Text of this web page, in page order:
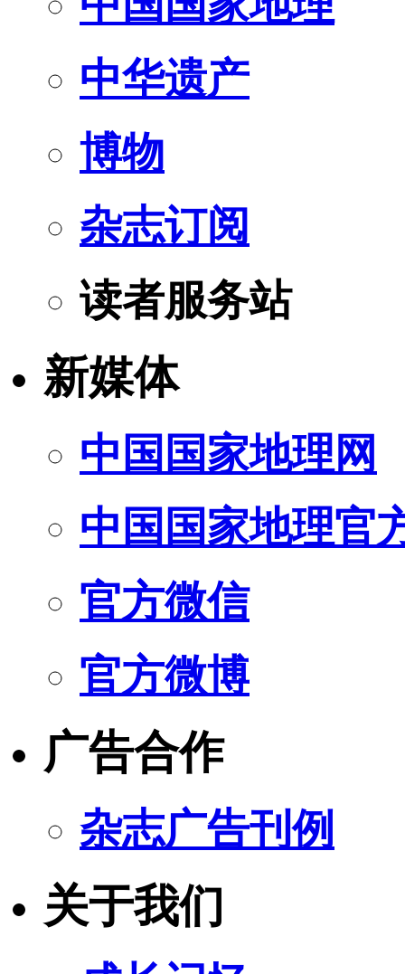
中华遗产
博物
杂志订阅
读者服务站
新媒体
中国国家地理网
中国国家地理官
官方微信
官方微博
广告合作
杂志广告刊例
关于我们